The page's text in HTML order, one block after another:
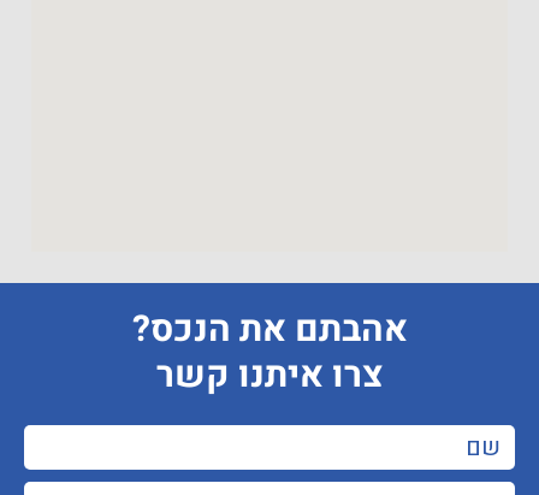
אהבתם את הנכס?
צרו איתנו קשר